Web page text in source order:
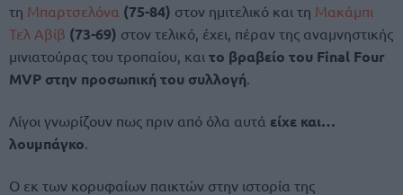
τη Μπαρτσελόνα (75-84) στον ημιτελικό και τη Μακάμπι
Τελ Αβίβ (73-69) στον τελικό, έχει, πέραν της αναμνηστικής
μινιατούρας του τροπαίου, και το βραβείο του Final Four
MVP στην προσωπική του συλλογή
Λίγοι γνωρίζουν πως πριν από όλα αυτά είχε και…
λουμπάγκο
Ο εκ των κορυφαίων παικτών στην ιστορία της